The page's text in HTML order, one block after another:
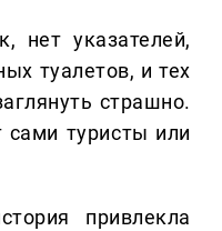
нет указателей,
туалетов, и тех
страшно.
сами туристы или
привлекла